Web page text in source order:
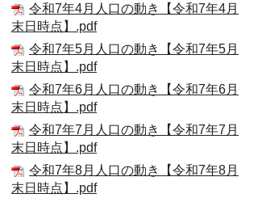
令和7年4月人口の動き【令和7年4月
末日時点】.pdf
令和7年5月人口の動き【令和7年5月
末日時点】.pdf
令和7年6月人口の動き【令和7年6月
末日時点】.pdf
令和7年7月人口の動き【令和7年7月
末日時点】.pdf
令和7年8月人口の動き【令和7年8月
末日時点】.pdf